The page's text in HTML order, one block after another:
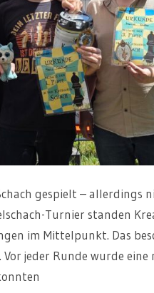
gespielt – allerdings
Turnier standen
im Mittelpunkt. Das
jeder Runde wurde